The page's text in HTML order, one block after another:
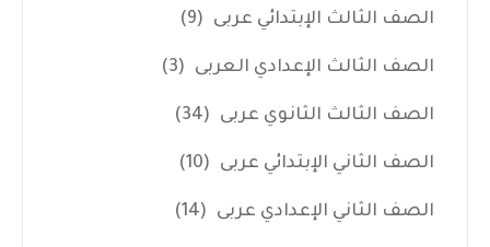
الصف الثالث الإبتدائي عربى (9)
الصف الثالث الإعدادي العربى (3)
الصف الثالث الثانوي عربى (34)
الصف الثاني الإبتدائي عربى (10)
الصف الثاني الإعدادي عربى (14)